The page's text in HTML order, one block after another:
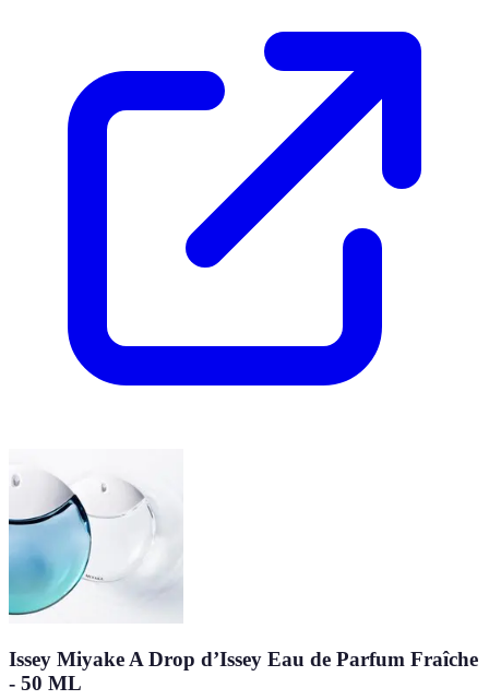
Issey Miyake A Drop d’Issey Eau de Parfum Fraîche
- 50 ML